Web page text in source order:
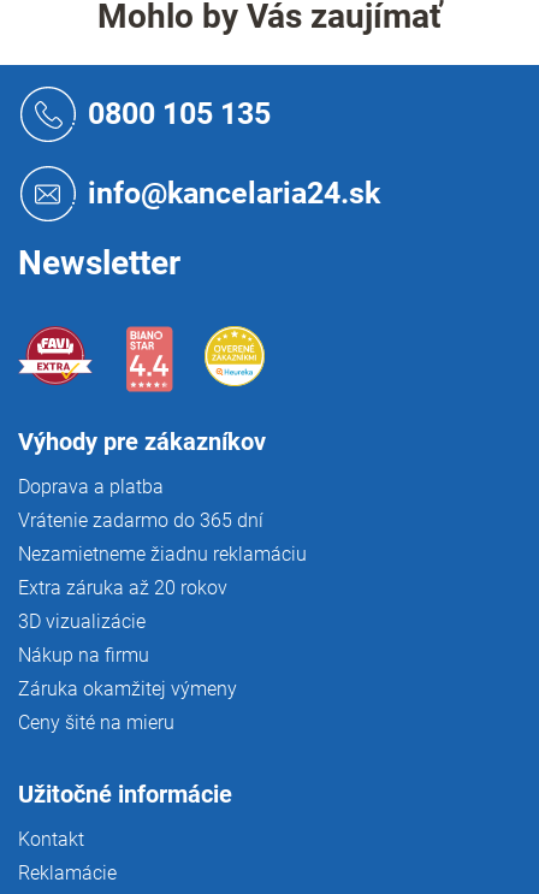
á
d
i
e
v
k
Mohlo by Vás zaujímať
0800 105 135
info@kancelaria24.sk
Newsletter
Výhody pre zákazníkov
Doprava a platba
Vrátenie zadarmo do 365 dní
Nezamietneme žiadnu reklamáciu
Extra záruka až 20 rokov
3D vizualizácie
Nákup na firmu
Záruka okamžitej výmeny
Ceny šité na mieru
Užitočné informácie
Kontakt
Reklamácie